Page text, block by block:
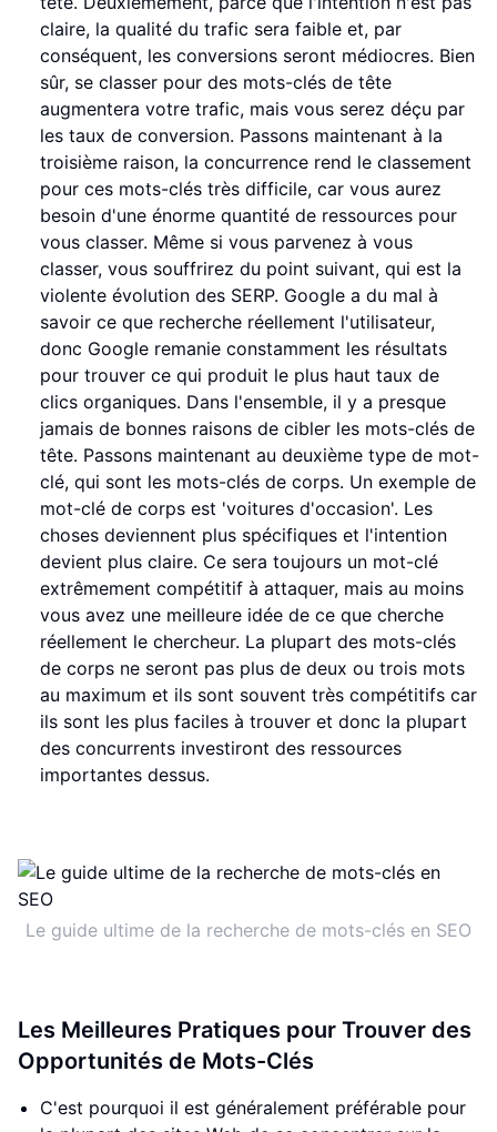
claire, la qualité du trafic sera faible et, par
conséquent, les conversions seront médiocres. Bien
sûr, se classer pour des mots-clés de tête
augmentera votre trafic, mais vous serez déçu par
les taux de conversion. Passons maintenant à la
troisième raison, la concurrence rend le classement
pour ces mots-clés très difficile, car vous aurez
besoin d'une énorme quantité de ressources pour
vous classer. Même si vous parvenez à vous
classer, vous souffrirez du point suivant, qui est la
violente évolution des SERP. Google a du mal à
savoir ce que recherche réellement l'utilisateur,
donc Google remanie constamment les résultats
pour trouver ce qui produit le plus haut taux de
clics organiques. Dans l'ensemble, il y a presque
jamais de bonnes raisons de cibler les mots-clés de
tête. Passons maintenant au deuxième type de mot-
clé, qui sont les mots-clés de corps. Un exemple de
mot-clé de corps est 'voitures d'occasion'. Les
choses deviennent plus spécifiques et l'intention
devient plus claire. Ce sera toujours un mot-clé
extrêmement compétitif à attaquer, mais au moins
vous avez une meilleure idée de ce que cherche
réellement le chercheur. La plupart des mots-clés
de corps ne seront pas plus de deux ou trois mots
au maximum et ils sont souvent très compétitifs car
ils sont les plus faciles à trouver et donc la plupart
des concurrents investiront des ressources
importantes dessus.
Le guide ultime de la recherche de mots-clés en SEO
Les Meilleures Pratiques pour Trouver des
Opportunités de Mots-Clés
C'est pourquoi il est généralement préférable pour